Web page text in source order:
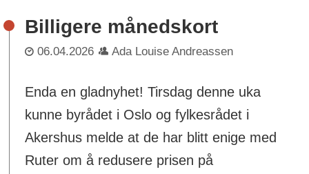
Billigere månedskort
06.04.2026 Ada Louise Andreassen
Enda en gladnyhet! Tirsdag denne uka
kunne byrådet i Oslo og fylkesrådet i
Akershus melde at de har blitt enige med
Ruter om å redusere prisen på